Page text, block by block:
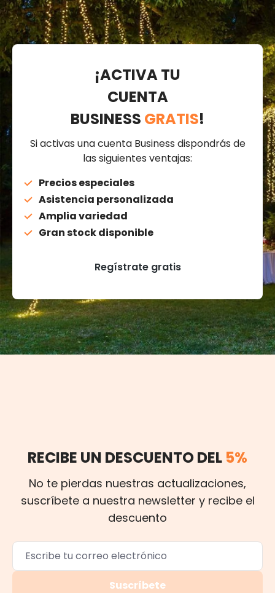
¡ACTIVA TU
CUENTA
BUSINESS GRATIS!
Si activas una cuenta Business dispondrás de
las siguientes ventajas:
Precios especiales
Asistencia personalizada
Amplia variedad
Gran stock disponible
Regístrate gratis
RECIBE UN DESCUENTO DEL 5%
No te pierdas nuestras actualizaciones,
suscríbete a nuestra newsletter y recibe el
descuento
Suscríbete